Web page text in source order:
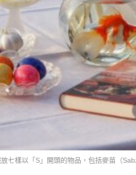
放七樣以「S」開頭的物品，包括麥苗（